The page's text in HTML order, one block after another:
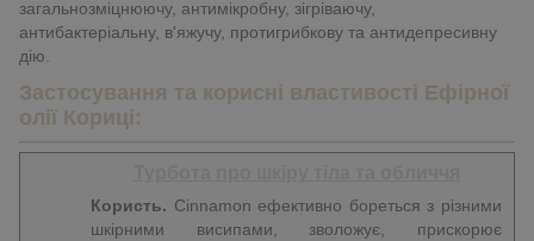
загальнозміцнюючу, антимікробну, зігріваючу,
антибактеріальну, в'яжучу, протигрибкову та антидепресивну
дію.
Застосування та корисні властивості Ефірної
олії Кориці:
Користь. Сinnamon ефективно бореться з різними
шкірними висипами, зволожує, прискорює